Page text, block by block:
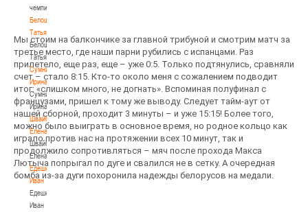
чемпионы
Белошапко
Татьяна
Белошапко
Татьяна
Сумникова
Ирина
Сумникова
Ирина
Швайбович
Елена
Швайбович
Елена
Едешко
Иван
Едешко
Иван
Мы стоим на балкончике за главной трибуной и смотрим матч за
третье место, где наши парни рубились с испанцами. Раз
прилетело, еще раз, еще – уже 0:5. Только подтянулись, сравняли
счет – стало 8:15. Кто-то около меня с сожалением подводит
итог: «слишком много, не догнать». Вспоминая полуфинал с
французами, пришел к тому же выводу. Следует тайм-аут от
нашей сборной, проходит 3 минуты – и уже 15:15! Более того,
можно было выиграть в основное время, но родное кольцо как
играло против нас на протяжении всех 10 минут, так и
продолжило сопротивляться – мяч после прохода Макса
Лютыча попрыгал по дуге и свалился не в сетку. А очередная
бомба из-за дуги похоронила надежды белорусов на медали.